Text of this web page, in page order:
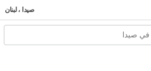
صيدا ، لبنان